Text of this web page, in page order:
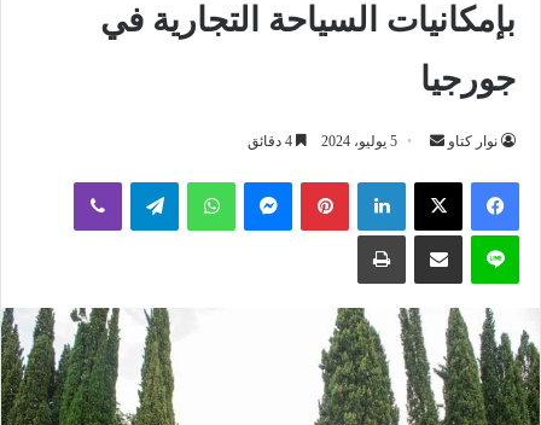
بإمكانيات السياحة التجارية في
جورجيا
نوار كتاو
أرسل
إلكترونيا
5 يوليو، 2024
لينكدإن بينتيريستماسنجر واتساب تيلقرام ڤايبر
لاين مشاركة عبر البريد طباعة